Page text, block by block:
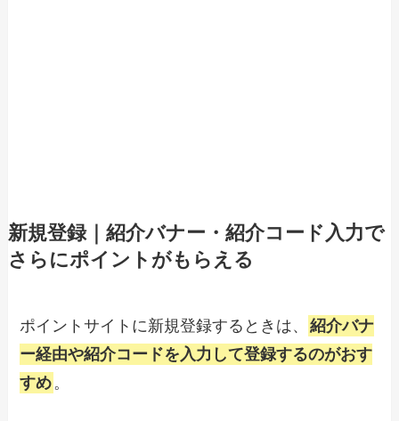
新規登録｜紹介バナー・紹介コード入力で
さらにポイントがもらえる
ポイントサイトに新規登録するときは、 紹介バナ
ー経由や紹介コードを入力して登録するのがおす
すめ。